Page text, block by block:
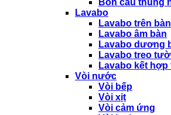
Bồn cầu thùng
Lavabo
Lavabo trên bàn
Lavabo âm bàn
Lavabo dương
Lavabo treo
Lavabo kết hợp
Vòi nước
Vòi bếp
Vòi xịt
Vòi cảm ứng